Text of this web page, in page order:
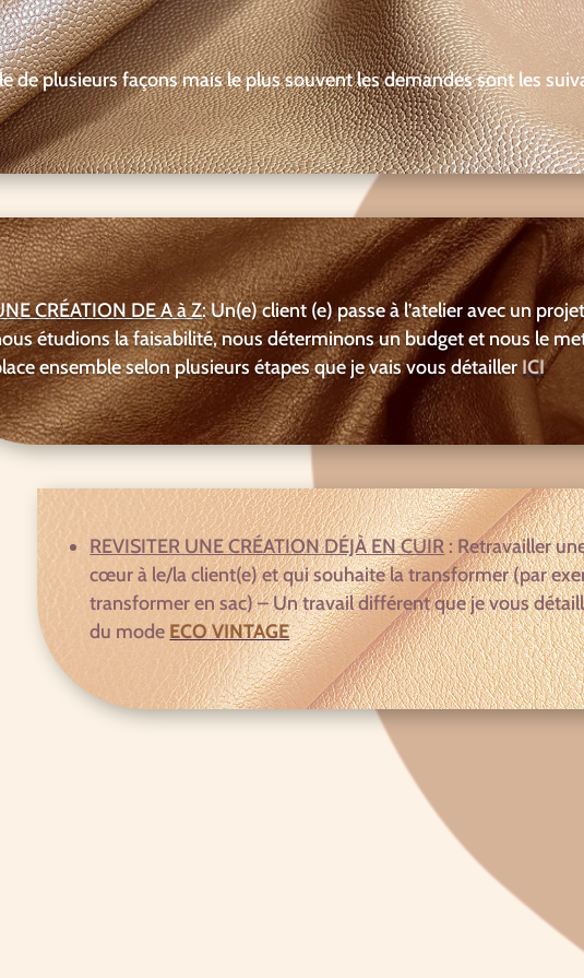
de plusieurs façons mais le plus souvent les demandes sont les
CRÉATION DE A à Z: Un(e) client (e) passe à l’atelier avec un
étudions la faisabilité, nous déterminons un budget et nous le
ensemble selon plusieurs étapes que je vais vous détailler ICI
REVISITER UNE CRÉATION DÉJÀ EN CUIR : Retravailler
cœur à le/la client(e) et qui souhaite la transformer (par
transformer en sac) – Un travail différent que je vous
du mode ECO VINTAGE